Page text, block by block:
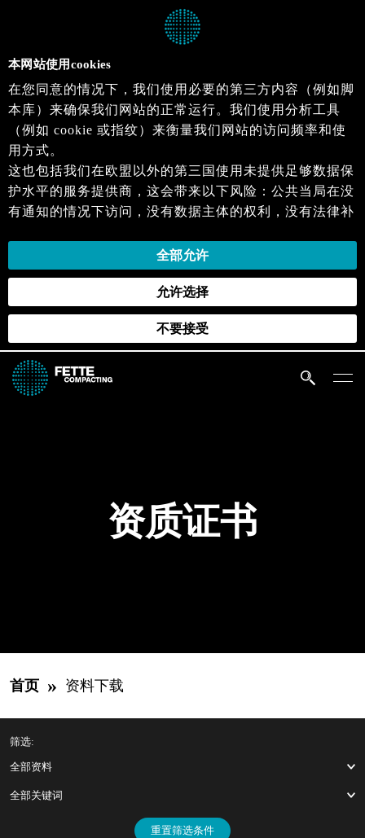
资质证书
首页 » 资料下载
筛选:
全部资料
全部关键词
重置筛选条件
本网站使用cookies
在您同意的情况下，我们使用必要的第三方内容（例如脚
本库）来确保我们网站的正常运行。我们使用分析工具
（例如 cookie 或指纹）来衡量我们网站的访问频率和使
用方式。
这也包括我们在欧盟以外的第三国使用未提供足够数据保
护水平的服务提供商，这会带来以下风险：公共当局在没
有通知的情况下访问，没有数据主体的权利，没有法律补
当您同意时，即表示您同意上述活动。您可以撤回您的同
意，并在未来生效。详细信息可以在我们的隐私政策.中
全部允许
允许选择
不要接受